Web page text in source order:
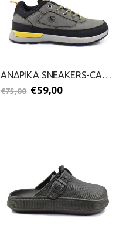
ΑΝΔΡΙΚΑ SNEAKERS-CANGURO-2411-0151-ΛΑΔΙ
€75,00 €59,00